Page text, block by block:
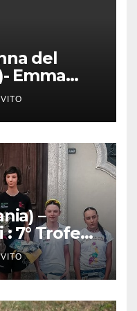
del
Emma
su
riconferma
Allieve
–
7° Trofeo
del
e
le neo
FCI